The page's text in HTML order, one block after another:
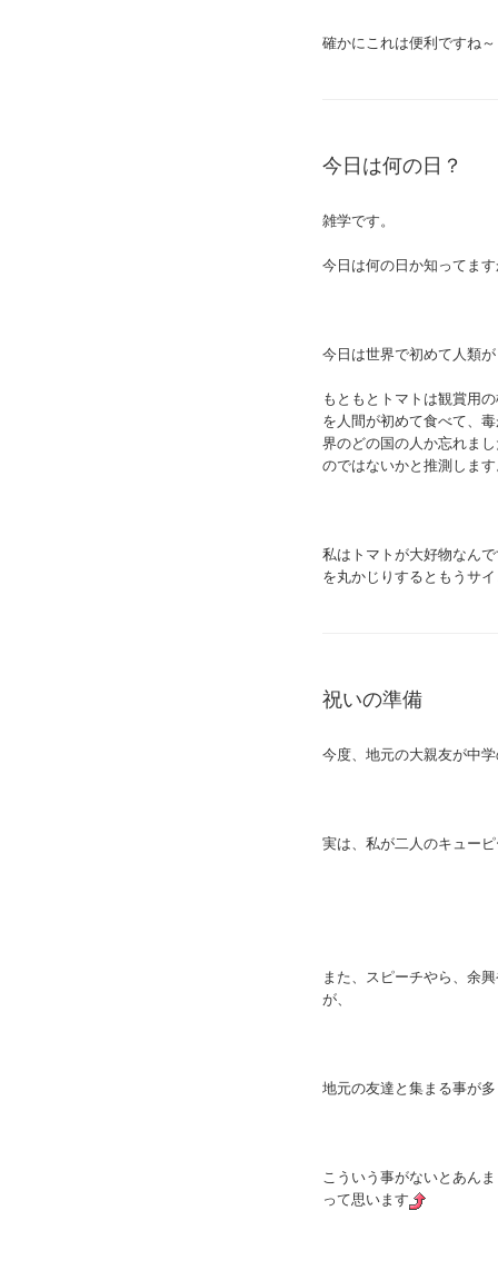
確かにこれは便利ですね～
今日は何の日？
雑学です。
今日は何の日か知ってま
今日は世界で初めて人類
もともとトマトは観賞用
を人間が初めて食べて、
界のどの国の人か忘れま
のではないかと推測しま
私はトマトが大好物なん
を丸かじりするともうサ
祝いの準備
今度、地元の大親友が中
実は、私が二人のキュー
また、スピーチやら、余
が、
地元の友達と集まる事が
こういう事がないとあん
って思います